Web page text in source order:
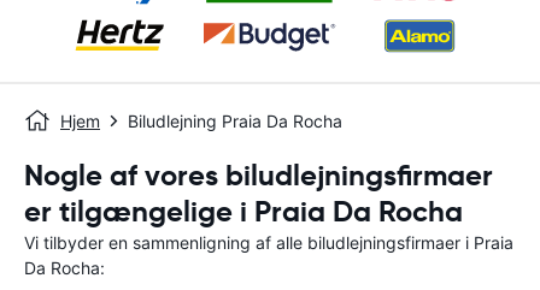
Hjem Biludlejning Praia Da Rocha
Nogle af vores biludlejningsfirmaer
er tilgængelige i Praia Da Rocha
Vi tilbyder en sammenligning af alle biludlejningsfirmaer i Praia
Da Rocha: